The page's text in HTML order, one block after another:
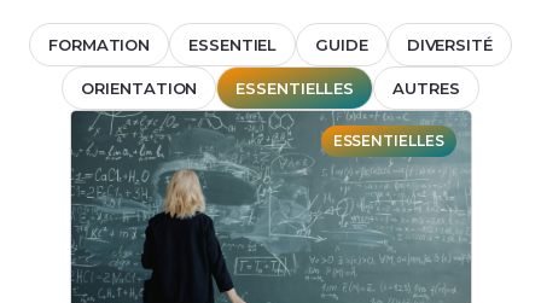
FORMATION ESSENTIEL GUIDE DIVERSITÉ
ORIENTATION ESSENTIELLES AUTRES
ESSENTIELLES